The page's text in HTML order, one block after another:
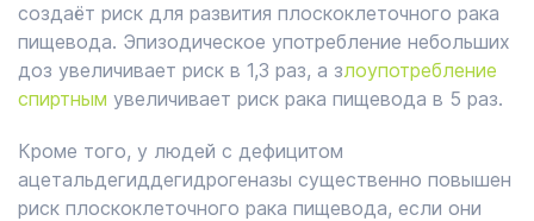
создаёт риск для развития плоскоклеточного рака
пищевода. Эпизодическое употребление небольших
доз увеличивает риск в 1,3 раз, а злоупотребление
спиртным увеличивает риск рака пищевода в 5 раз.
Кроме того, у людей с дефицитом
ацетальдегиддегидрогеназы существенно повышен
риск плоскоклеточного рака пищевода, если они